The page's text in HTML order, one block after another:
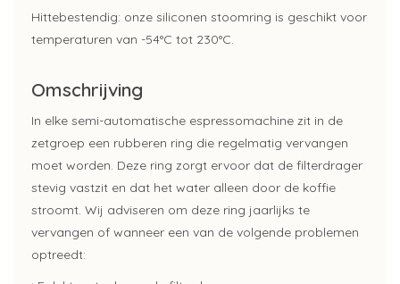
Hittebestendig: onze siliconen stoomring is geschikt voor
temperaturen van -54°C tot 230°C.
Omschrijving
In elke semi-automatische espressomachine zit in de
zetgroep een rubberen ring die regelmatig vervangen
moet worden. Deze ring zorgt ervoor dat de filterdrager
stevig vastzit en dat het water alleen door de koffie
stroomt. Wij adviseren om deze ring jaarlijks te
vervangen of wanneer een van de volgende problemen
optreedt: